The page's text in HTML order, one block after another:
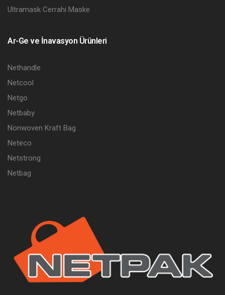
Ar-Ge ve İnavasyon Ürünleri
Nethandle
Netcool
Netgo
Netbaby
Nonwoven Kraft Bag
Neteco
Netstrong
Netbag
Ultramask Cerrahi Maske